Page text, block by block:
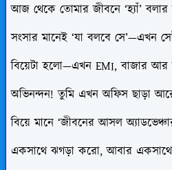
আজ থেকে তোমার জীবনে ‘হ্যাঁ’ বলার
সংসার মানেই ‘যা বলবে সে’—এখন
বিয়েটা হলো—এখন EMI, বাজার আর
অভিনন্দন! তুমি এখন অফিস ছাড়া
বিয়ে মানে ‘জীবনের আসল
একসাথে ঝগড়া করো, আবার একসাথে